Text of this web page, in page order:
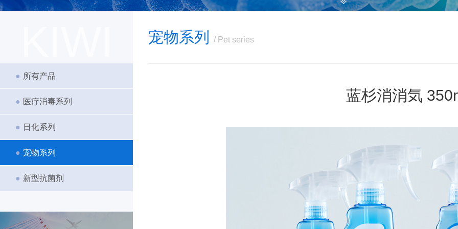
● 所有产品
● 医疗消毒系列
● 日化系列
● 宠物系列
● 新型抗菌剂
宠物系列 / Pet series
蓝杉消消気